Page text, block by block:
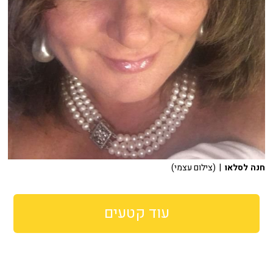
חנה לסלאו | (צילום עצמי)
עוד קטעים